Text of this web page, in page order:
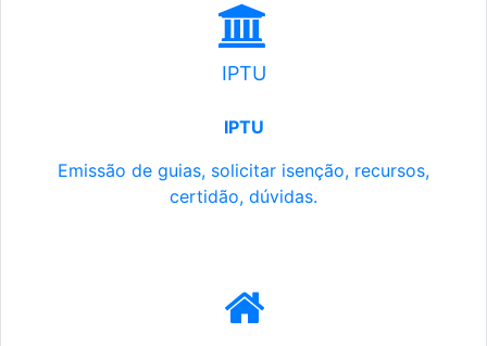
IPTU
IPTU
Emissão de guias, solicitar isenção, recursos,
certidão, dúvidas.